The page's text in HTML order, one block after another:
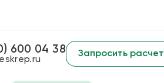
600 04 38 Запросить расчет